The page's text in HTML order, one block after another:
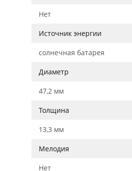
Нет
Источник энергии
солнечная батарея
Диаметр
47,2 мм
Толщина
13,3 мм
Мелодия
Нет